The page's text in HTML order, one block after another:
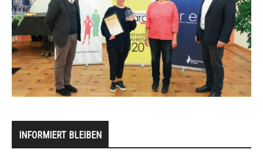
INFORMIERT BLEIBEN